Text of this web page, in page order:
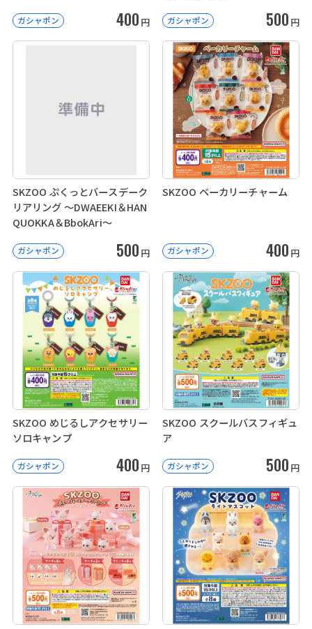
ガシャポン 400 円 ガシャポン 500 円
SKZOO ぷくっとバースデーク
リアリング ～DWAEEKI＆HAN
QUOKKA＆BbokAri～
ガシャポン 500 円
SKZOO ベーカリーチャーム
ガシャポン 400 円
SKZOO めじるしアクセサリー
ソロキャンプ
ガシャポン 400 円
SKZOO スクールバスフィギュ
ア
ガシャポン 500 円